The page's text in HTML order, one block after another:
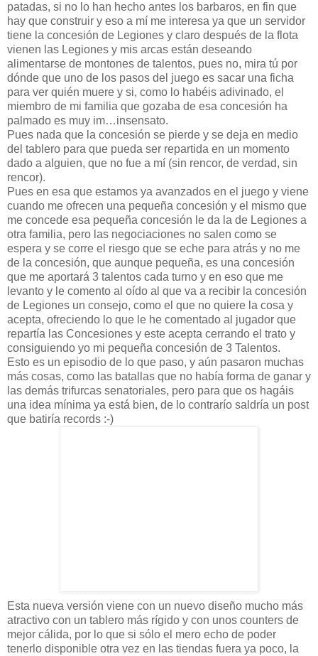
patadas, si no lo han hecho antes los barbaros, en fin que
hay que construir y eso a mí me interesa ya que un servidor
tiene la concesión de Legiones y claro después de la flota
vienen las Legiones y mis arcas están deseando
alimentarse de montones de talentos, pues no, mira tú por
dónde que uno de los pasos del juego es sacar una ficha
para ver quién muere y si, como lo habéis adivinado, el
miembro de mi familia que gozaba de esa concesión ha
palmado es muy im…insensato.
Pues nada que la concesión se pierde y se deja en medio
del tablero para que pueda ser repartida en un momento
dado a alguien, que no fue a mí (sin rencor, de verdad, sin
rencor).
Pues en esa que estamos ya avanzados en el juego y viene
cuando me ofrecen una pequeña concesión y el mismo que
me concede esa pequeña concesión le da la de Legiones a
otra familia, pero las negociaciones no salen como se
espera y se corre el riesgo que se eche para atrás y no me
de la concesión, que aunque pequeña, es una concesión
que me aportará 3 talentos cada turno y en eso que me
levanto y le comento al oído al que va a recibir la concesión
de Legiones un consejo, como el que no quiere la cosa y
acepta, ofreciendo lo que le he comentado al jugador que
repartía las Concesiones y este acepta cerrando el trato y
consiguiendo yo mi pequeña concesión de 3 Talentos.
Esto es un episodio de lo que paso, y aún pasaron muchas
más cosas, como las batallas que no había forma de ganar y
las demás trifurcas senatoriales, pero para que os hagáis
una idea mínima ya está bien, de lo contrarío saldría un post
que batiría records :-)
Esta nueva versión viene con un nuevo diseño mucho más
atractivo con un tablero más rígido y con unos counters de
mejor cálida, por lo que si sólo el mero echo de poder
tenerlo disponible otra vez en las tiendas fuera ya poco, la